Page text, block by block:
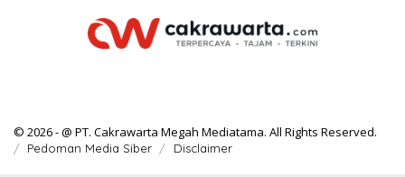
© 2026 - @ PT. Cakrawarta Megah Mediatama. All Rights Reserved.
Pedoman Media Siber Disclaimer